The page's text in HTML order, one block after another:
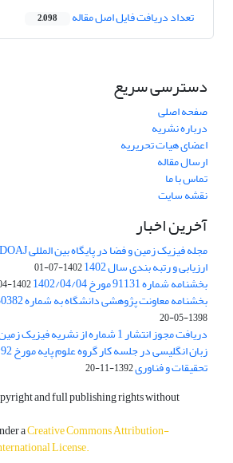
تعداد دریافت فایل اصل مقاله 2,098
دسترسی سریع
صفحه اصلی
درباره نشریه
اعضای هیات تحریریه
ارسال مقاله
تماس با ما
نقشه سایت
آخرین اخبار
مجله فیزیک زمین و فضا در پایگاه بین المللی DOAJ نمایه شد.
ارزیابی و رتبه بندی سال 1402 1402-07-01
بخشنامه شماره 91131 مورخ 1402/04/04 1402-04-04
بخشنامه معاونت پژوهشی دانشگاه به شماره 140/130382 مورخ 98/5/20
1398-05-20
دریافت مجوز انتشار 1 شماره از
تحقیقات و فناوری1392-11-20
and full publishing rights without
aCreative Commons Attribution-
License.